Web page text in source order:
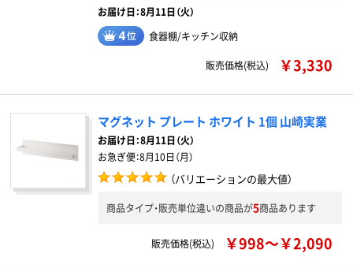
お届け日：8月11日（火）
食器棚/キッチン収納
販売価格(税込) ￥3,330
マグネット プレート ホワイト 1個 山崎実業
お届け日：8月11日（火）
お急ぎ便：8月10日（月）
（バリエーションの最大値）
商品タイプ・販売単位違いの商品が5商品あります
販売価格(税込) ￥998～￥2,090